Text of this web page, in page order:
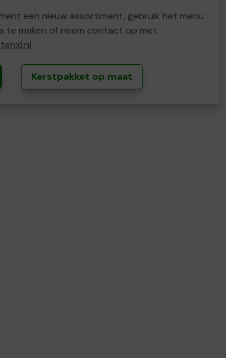
een nieuw assortiment, gebruik het menu
te maken of neem contact op met
Kerstpakket op maat